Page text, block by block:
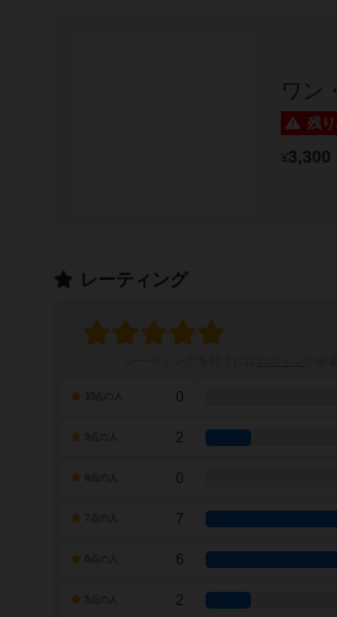
ワン
残
¥3,300
レーティング
0
2
0
7点の人 7
6
2